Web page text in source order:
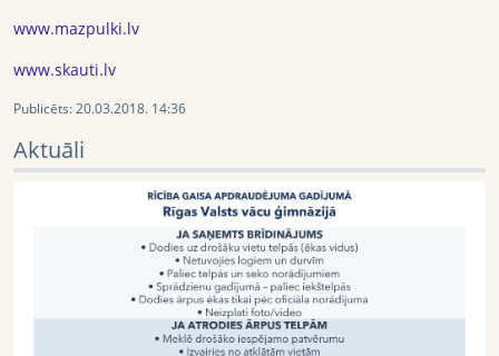
www.mazpulki.lv
www.skauti.lv
Publicēts:20.03.2018. 14:36
Aktuāli